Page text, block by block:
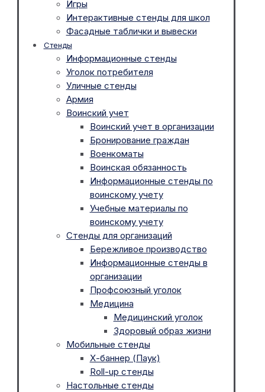
Игры
Интерактивные стенды для школ
Фасадные таблички и вывески
Стенды
Информационные стенды
Уголок потребителя
Уличные стенды
Армия
Воинский учет
Воинский учет в организации
Бронирование граждан
Военкоматы
Воинская обязанность
Информационные стенды по
воинскому учету
Учебные материалы по
воинскому учету
Стенды для организаций
Бережливое производство
Информационные стенды в
организации
Профсоюзный уголок
Медицина
Медицинский уголок
Здоровый образ жизни
Мобильные стенды
Х-баннер (Паук)
Roll-up стенды
Настольные стенды